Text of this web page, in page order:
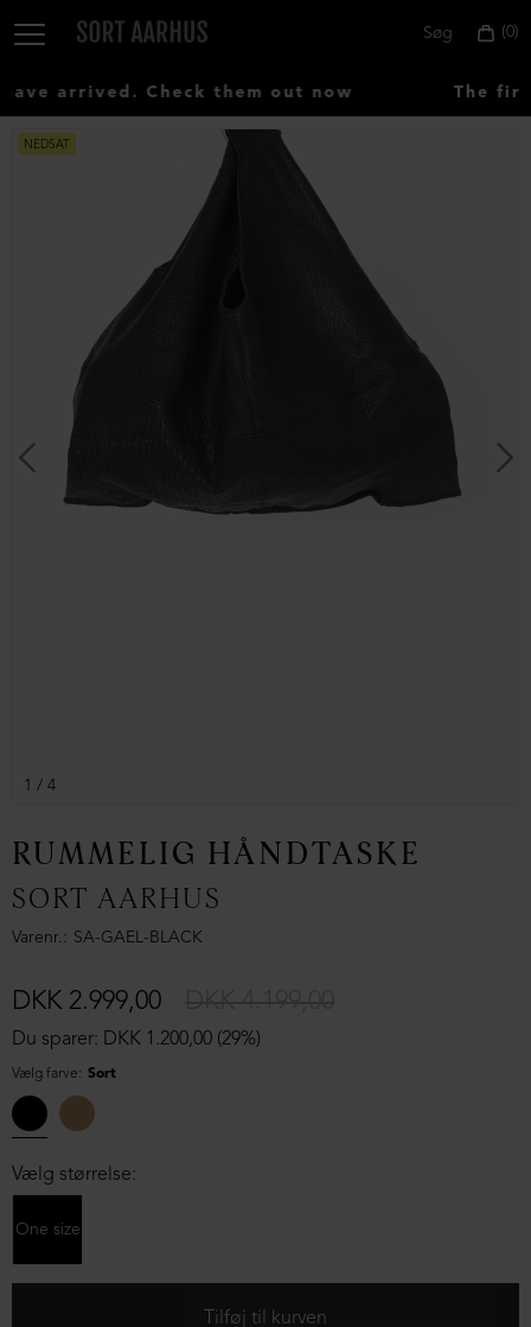
0
Søg
arrived. Check them out now The first
NEDSAT
1 / 4
RUMMELIG HÅNDTASKE
SORT AARHUS
Varenr. SA-GAEL-BLACK
Du sparer: DKK 1.200,00 (29%)
DKK 2.999,00
Vælg farve: Sort
Vælg størrelse:
One size